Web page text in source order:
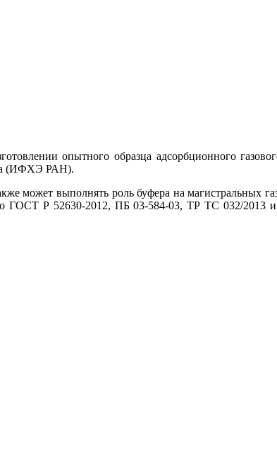
опытного образца адсорбционного
(ИФХЭ РАН).
может выполнять роль буфера на магистральных
ГОСТ Р 52630-2012, ПБ 03-584-03, ТР ТС 032/2013